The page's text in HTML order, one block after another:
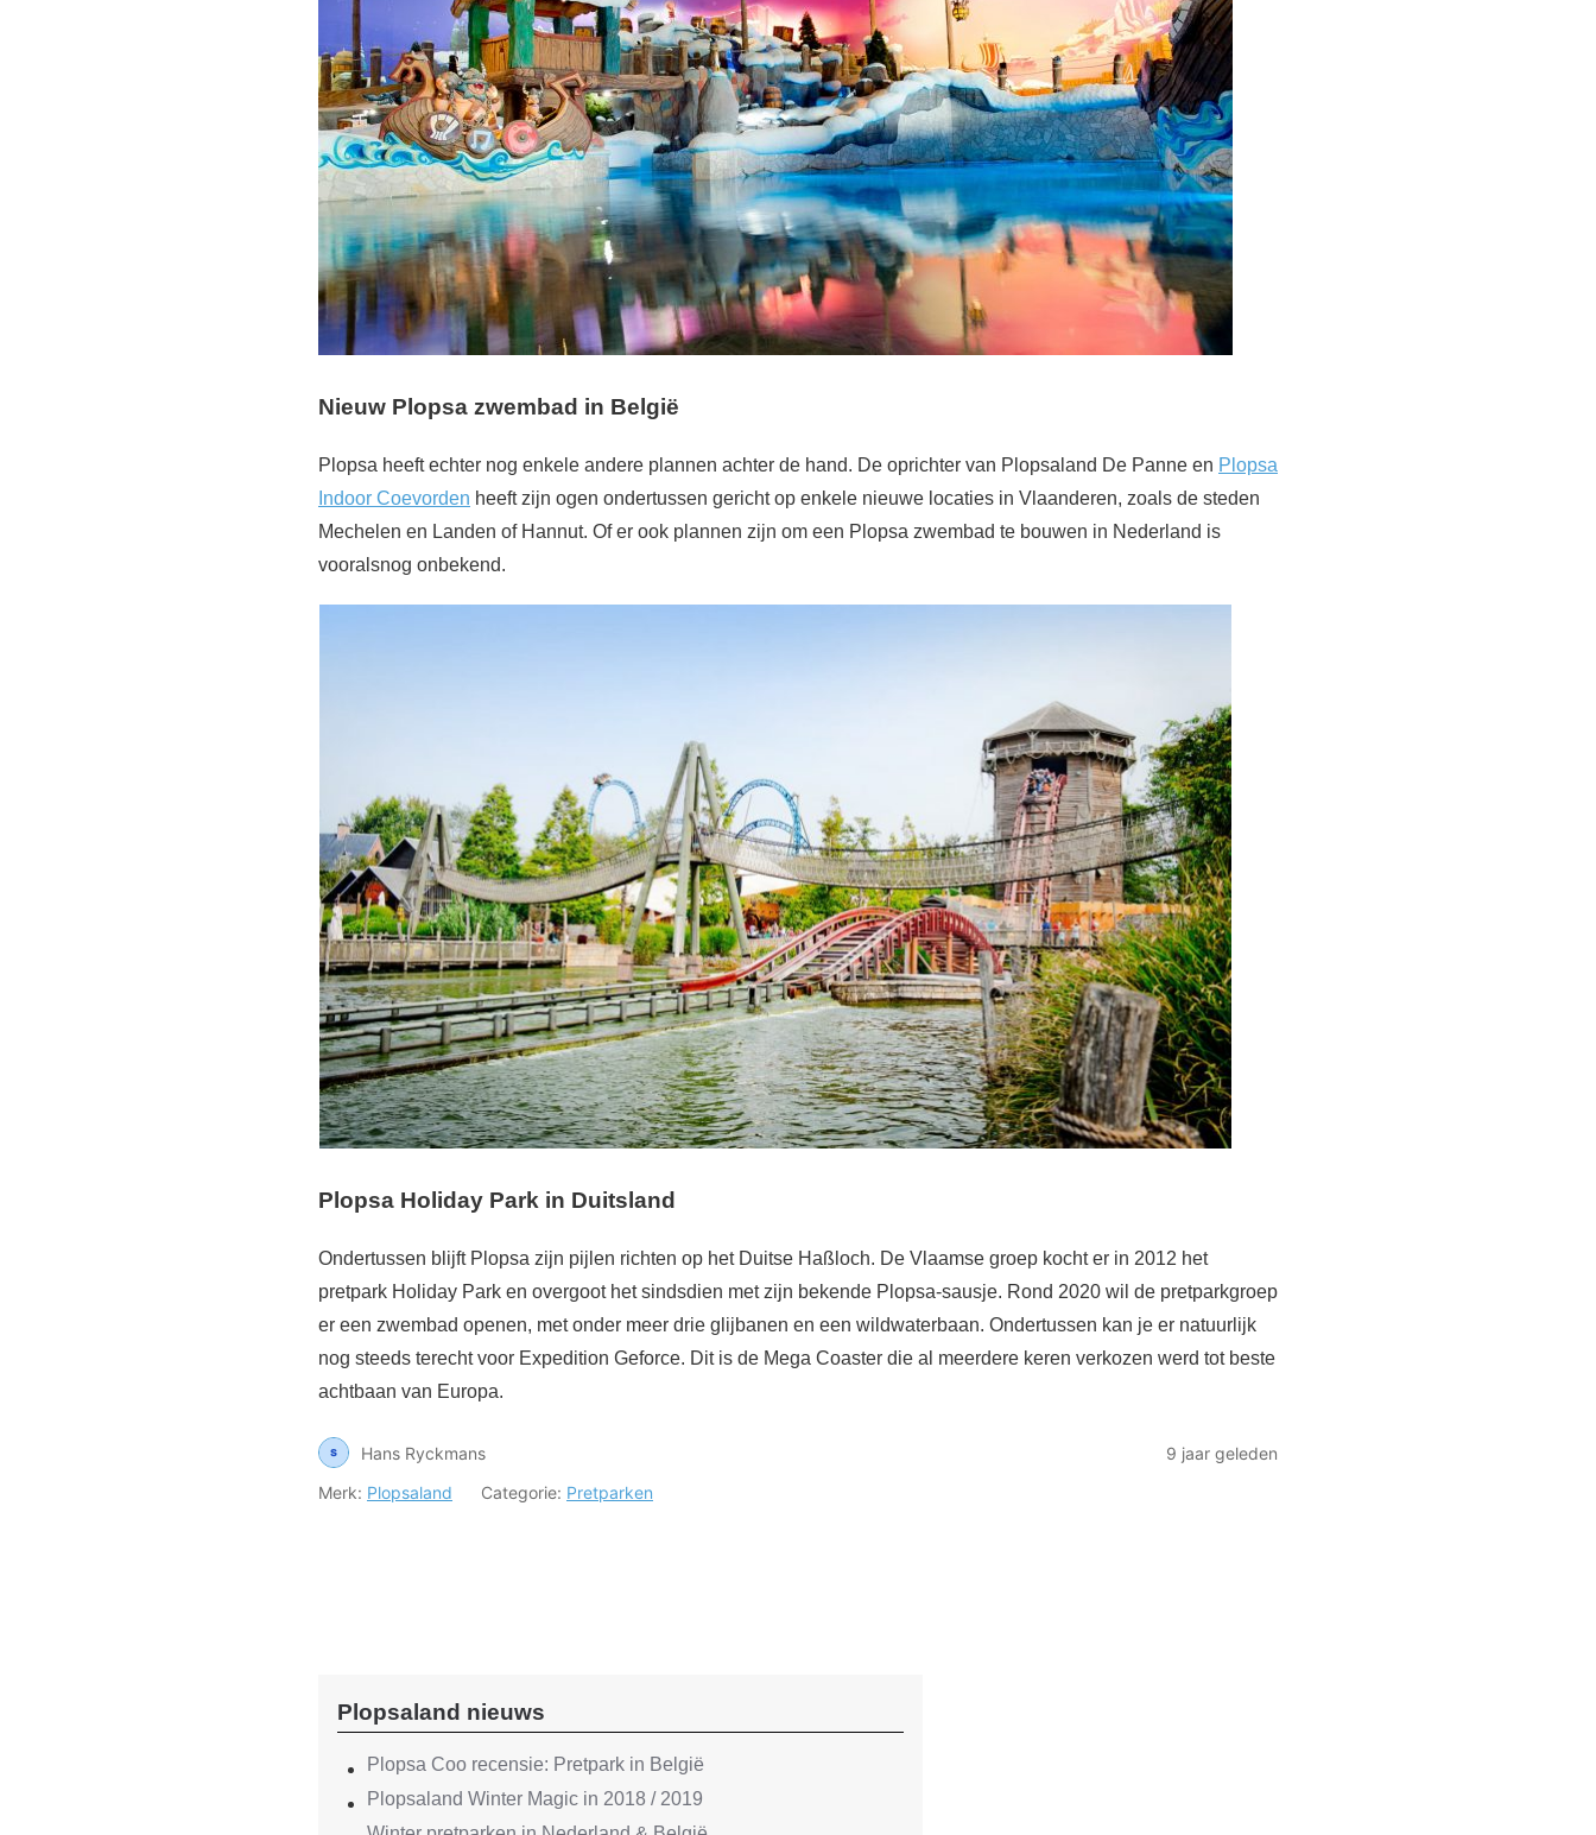
Nieuw Plopsa zwembad in België
Plopsa heeft echter nog enkele andere plannen achter de hand. De oprichter van Plopsaland De Panne en Plopsa
Indoor Coevorden heeft zijn ogen ondertussen gericht op enkele nieuwe locaties in Vlaanderen, zoals de steden
Mechelen en Landen of Hannut. Of er ook plannen zijn om een Plopsa zwembad te bouwen in Nederland is
vooralsnog onbekend.
Plopsa Holiday Park in Duitsland
Ondertussen blijft Plopsa zijn pijlen richten op het Duitse Haßloch. De Vlaamse groep kocht er in 2012 het
pretpark Holiday Park en overgoot het sindsdien met zijn bekende Plopsa-sausje. Rond 2020 wil de pretparkgroep
er een zwembad openen, met onder meer drie glijbanen en een wildwaterbaan. Ondertussen kan je er natuurlijk
nog steeds terecht voor Expedition Geforce. Dit is de Mega Coaster die al meerdere keren verkozen werd tot beste
achtbaan van Europa.
Hans Ryckmans
9 jaar geleden
Merk: Plopsaland Categorie: Pretparken
Plopsaland nieuws
Plopsa Coo recensie: Pretpark in België
Plopsaland Winter Magic in 2018 / 2019